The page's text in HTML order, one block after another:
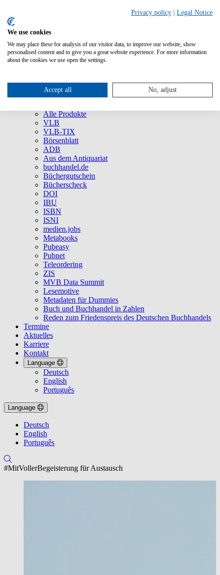
Über uns
Unternehmen
Presse
Service
Alle Produkte
VLB
VLB-TIX
Börsenblatt
ADB
Aus dem Antiquariat
buchhandel.de
Büchergutschein
Bücherscheck
DOI
IBU
ISBN
ISNI
medien.jobs
Metabooks
Pubeasy
Pubnet
Teleordering
ZIS
MVB Data Summit
Lesemotive
Metadaten für Dummies
Buch und Buchhandel in Zahlen
Reden zum Friedenspreis des Deutschen Buchhandels
Termine
Aktuelles
Karriere
Kontakt
Language
Deutsch
English
Português
Language
Deutsch
English
Português
#MitVollerBegeisterung für Austausch
Privacy policy Legal Notice
We use cookies
We may place these for analysis of our visitor data, to improve our website, show
personalised content and to give you a great website experience. For more information
about the cookies we use open the settings.
Accept all No, adjust